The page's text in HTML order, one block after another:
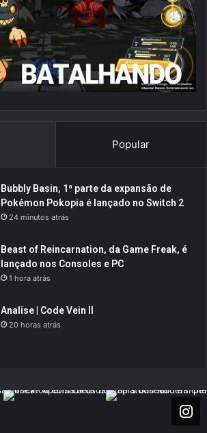
Popular
Bubbly Basin, 1ª parte da expansão de
Pokémon Pokopia é lançado no Switch 2
24 minutos atrás
Beast of Reincarnation, da Game Freak, é
lançado nos Consoles e PC
1 hora atrás
Analise | Code Vein II
20 horas atrás